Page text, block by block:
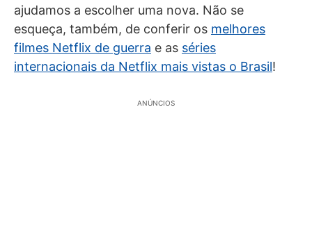
ajudamos a escolher uma nova. Não se
esqueça, também, de conferir os melhores
filmes Netflix de guerra e as séries
internacionais da Netflix mais vistas o Brasil!
ANÚNCIOS